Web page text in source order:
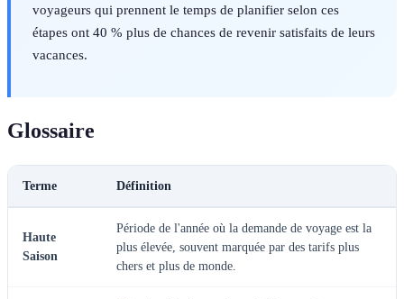
voyageurs qui prennent le temps de planifier selon ces
étapes ont 40 % plus de chances de revenir satisfaits de leurs
vacances.
Glossaire
Terme Définition
Haute
Saison
Période de l'année où la demande de voyage est la
plus élevée, souvent marquée par des tarifs plus
chers et plus de monde.